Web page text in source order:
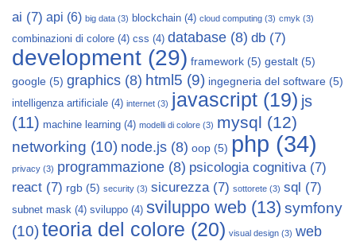
ai (7) api (6) big data (3) blockchain (4) cloud computing (3) cmyk (3)
combinazioni di colore (4) css (4) database (8) db (7)
development (29) framework (5) gestalt (5)
google (5) graphics (8) html5 (9) ingegneria del software (5)
intelligenza artificiale (4) internet (3) javascript (19) js
(11) machine learning (4) modelli di colore (3) mysql (12)
networking (10) node.js (8) oop (5) php (34)
privacy (3) programmazione (8) psicologia cognitiva(7)
react (7) rgb (5) security (3) sicurezza(7) sottorete (3) sql (7)
subnet mask (4) sviluppo (4) sviluppo web (13) symfony
(10)teoria del colore (20) visual design (3) web